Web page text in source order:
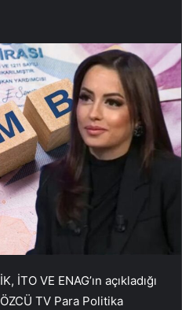
İK, İTO VE ENAG’ın açıkladığı
ÖZCÜ TV Para Politika